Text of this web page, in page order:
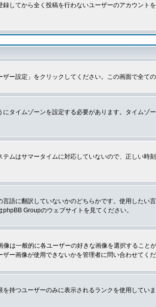
してから全く投稿を行わないユーザーのアカウント
設定」をクリックしてください。この画面で全て
タイムゾーンを設定する必要があります。タイムゾ
ムはサマータイムに対応していないので、正しい時
語に翻訳していないかのどちらかです。使用したい
Groupのウェブサイトを見てください。
は一般的に各ユーザーの好きな画像を選択すること
ー画像が使用できないかを管理者に問い合わせてくだ
持つユーザーのみに表示されるランクを使用してい